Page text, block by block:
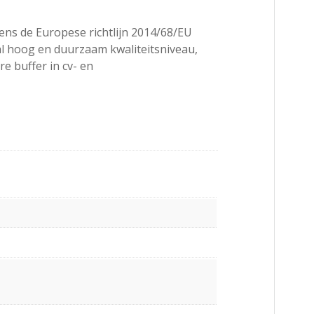
de Europese richtlijn 2014/68/EU
hoog en duurzaam kwaliteitsniveau,
buffer in cv- en